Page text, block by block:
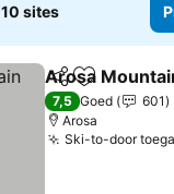
10 sites
Delen
Arosa
7,5 Goed
601
Arosa
Ski-to-door